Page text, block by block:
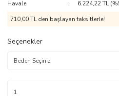
Havale
6.224,22 TL
710,00 TL den başlayan taksitlerle!
Seçenekler